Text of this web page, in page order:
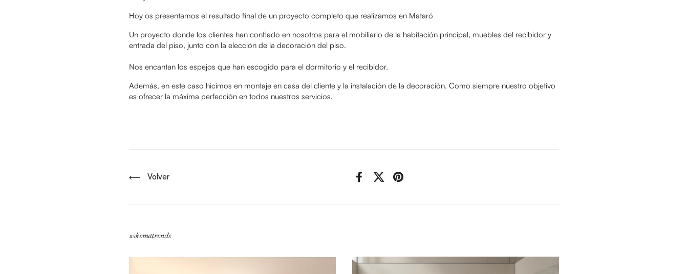
Hoy os presentamos el resultado final de un proyecto completo que realizamos en Mataró
Un proyecto donde los clientes han confiado en nosotros para el mobiliario de la habitación principal, muebles del recibidor y
entrada del piso, junto con la elección de la decoración del piso.
Nos encantan los espejos que han escogido para el dormitorio y el recibidor.
Además, en este caso hicimos en montaje en casa del cliente y la instalación de la decoración. Como siempre nuestro objetivo
es ofrecer la máxima perfección en todos nuestros servicios.
Volver
FacebookX (Twitter)Pinterest
#skematrends